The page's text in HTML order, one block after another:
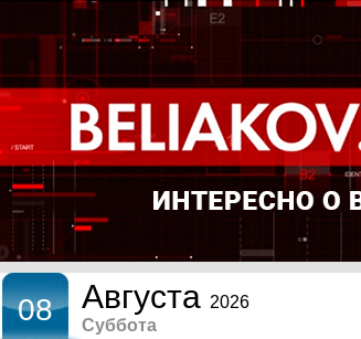
08 Августа 2026
Суббота